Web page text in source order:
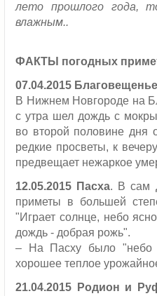
лето прошлого года,
влажным..
ФАКТЫ погодных
07.04.2015 Благовещенье
В Нижнем Новгороде на
с утра шел дождь с
во второй половине дня
редкие просветы, к
предвещает нежаркое
12.05.2015 Пасха. В сам
приметы в большей
"Играет солнце, небо
дождь - добрая рожь".
– На Пасху было "небо
хорошее теплое
21.04.2015 Родион и